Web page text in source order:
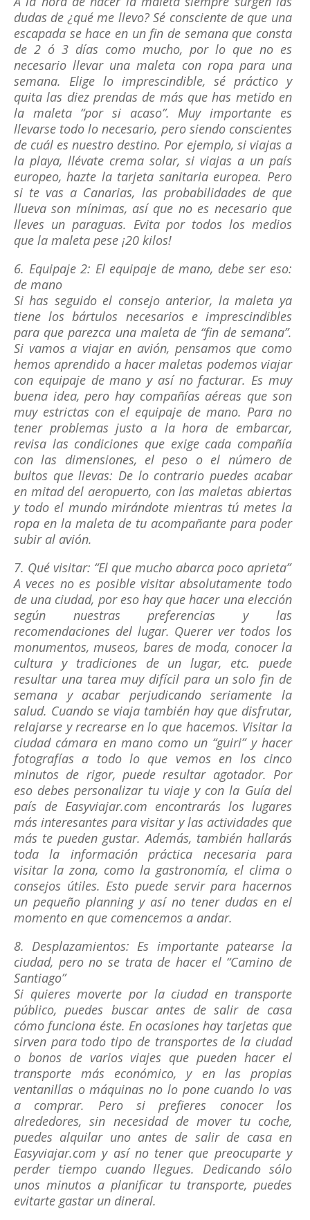
dudas de ¿qué me llevo? Sé consciente de que una
escapada se hace en un fin de semana que consta
de 2 ó 3 días como mucho, por lo que no es
necesario llevar una maleta con ropa para una
semana. Elige lo imprescindible, sé práctico y
quita las diez prendas de más que has metido en
la maleta “por si acaso”. Muy importante es
llevarse todo lo necesario, pero siendo conscientes
de cuál es nuestro destino. Por ejemplo, si viajas a
la playa, llévate crema solar, si viajas a un país
europeo, hazte la tarjeta sanitaria europea. Pero
si te vas a Canarias, las probabilidades de que
llueva son mínimas, así que no es necesario que
lleves un paraguas. Evita por todos los medios
que la maleta pese ¡20 kilos!
6. Equipaje 2: El equipaje de mano, debe ser eso:
de mano
Si has seguido el consejo anterior, la maleta ya
tiene los bártulos necesarios e imprescindibles
para que parezca una maleta de “fin de semana”.
Si vamos a viajar en avión, pensamos que como
hemos aprendido a hacer maletas podemos viajar
con equipaje de mano y así no facturar. Es muy
buena idea, pero hay compañías aéreas que son
muy estrictas con el equipaje de mano. Para no
tener problemas justo a la hora de embarcar,
revisa las condiciones que exige cada compañía
con las dimensiones, el peso o el número de
bultos que llevas: De lo contrario puedes acabar
en mitad del aeropuerto, con las maletas abiertas
y todo el mundo mirándote mientras tú metes la
ropa en la maleta de tu acompañante para poder
subir al avión.
7. Qué visitar: “El que mucho abarca poco aprieta”
A veces no es posible visitar absolutamente todo
de una ciudad, por eso hay que hacer una elección
según nuestras preferencias y las
recomendaciones del lugar. Querer ver todos los
monumentos, museos, bares de moda, conocer la
cultura y tradiciones de un lugar, etc. puede
resultar una tarea muy difícil para un solo fin de
semana y acabar perjudicando seriamente la
salud. Cuando se viaja también hay que disfrutar,
relajarse y recrearse en lo que hacemos. Visitar la
ciudad cámara en mano como un “guiri” y hacer
fotografías a todo lo que vemos en los cinco
minutos de rigor, puede resultar agotador. Por
eso debes personalizar tu viaje y con la Guía del
país de Easyviajar.com encontrarás los lugares
más interesantes para visitar y las actividades que
más te pueden gustar. Además, también hallarás
toda la información práctica necesaria para
visitar la zona, como la gastronomía, el clima o
consejos útiles. Esto puede servir para hacernos
un pequeño planning y así no tener dudas en el
momento en que comencemos a andar.
8. Desplazamientos: Es importante patearse la
ciudad, pero no se trata de hacer el “Camino de
Santiago”
Si quieres moverte por la ciudad en transporte
público, puedes buscar antes de salir de casa
cómo funciona éste. En ocasiones hay tarjetas que
sirven para todo tipo de transportes de la ciudad
o bonos de varios viajes que pueden hacer el
transporte más económico, y en las propias
ventanillas o máquinas no lo pone cuando lo vas
a comprar. Pero si prefieres conocer los
alrededores, sin necesidad de mover tu coche,
puedes alquilar uno antes de salir de casa en
Easyviajar.com y así no tener que preocuparte y
perder tiempo cuando llegues. Dedicando sólo
unos minutos a planificar tu transporte, puedes
evitarte gastar un dineral.